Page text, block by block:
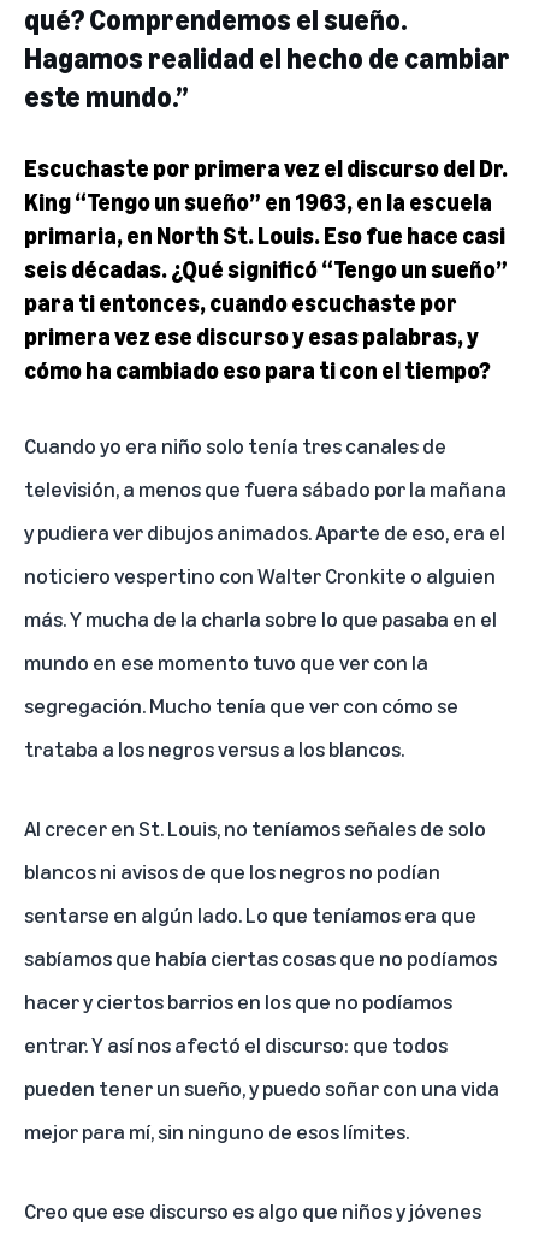
qué? Comprendemos el sueño.
Hagamos realidad el hecho de cambiar
este mundo.”
Escuchaste por primera vez el discurso del Dr.
King “Tengo un sueño” en 1963, en la escuela
primaria, en North St. Louis. Eso fue hace casi
seis décadas. ¿Qué significó “Tengo un sueño”
para ti entonces, cuando escuchaste por
primera vez ese discurso y esas palabras, y
cómo ha cambiado eso para ti con el tiempo?
Cuando yo era niño solo tenía tres canales de
televisión, a menos que fuera sábado por la mañana
y pudiera ver dibujos animados. Aparte de eso, era el
noticiero vespertino con Walter Cronkite o alguien
más. Y mucha de la charla sobre lo que pasaba en el
mundo en ese momento tuvo que ver con la
segregación. Mucho tenía que ver con cómo se
trataba a los negros versus a los blancos.
Al crecer en St. Louis, no teníamos señales de solo
blancos ni avisos de que los negros no podían
sentarse en algún lado. Lo que teníamos era que
sabíamos que había ciertas cosas que no podíamos
hacer y ciertos barrios en los que no podíamos
entrar. Y así nos afectó el discurso: que todos
pueden tener un sueño, y puedo soñar con una vida
mejor para mí, sin ninguno de esos límites.
Creo que ese discurso es algo que niños y jóvenes